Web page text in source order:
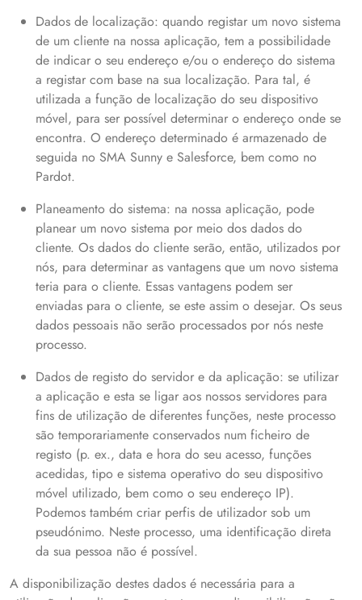
Dados de localização: quando registar um novo sistema
de um cliente na nossa aplicação, tem a possibilidade
de indicar o seu endereço e/ou o endereço do sistema
a registar com base na sua localização. Para tal, é
utilizada a função de localização do seu dispositivo
móvel, para ser possível determinar o endereço onde se
encontra. O endereço determinado é armazenado de
seguida no SMA Sunny e Salesforce, bem como no
Pardot.
Planeamento do sistema: na nossa aplicação, pode
planear um novo sistema por meio dos dados do
cliente. Os dados do cliente serão, então, utilizados por
nós, para determinar as vantagens que um novo sistema
teria para o cliente. Essas vantagens podem ser
enviadas para o cliente, se este assim o desejar. Os seus
dados pessoais não serão processados por nós neste
processo.
Dados de registo do servidor e da aplicação: se utilizar
a aplicação e esta se ligar aos nossos servidores para
fins de utilização de diferentes funções, neste processo
são temporariamente conservados num ficheiro de
registo (p. ex., data e hora do seu acesso, funções
acedidas, tipo e sistema operativo do seu dispositivo
móvel utilizado, bem como o seu endereço IP).
Podemos também criar perfis de utilizador sob um
pseudónimo. Neste processo, uma identificação direta
da sua pessoa não é possível.
A disponibilização destes dados é necessária para a